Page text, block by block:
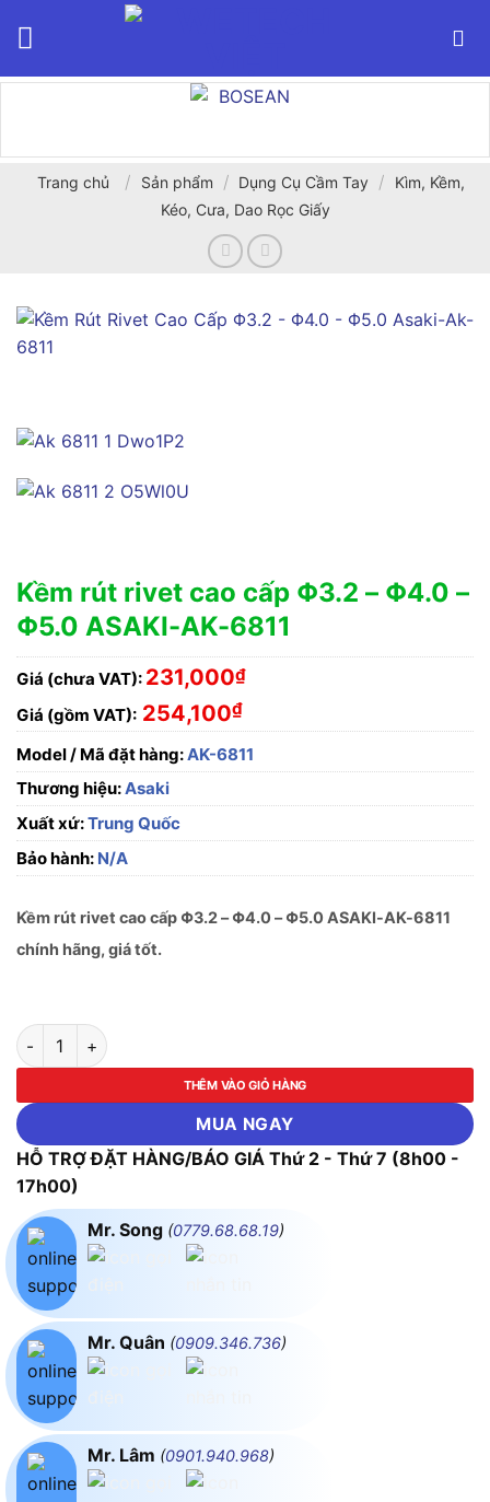
Trang chủ / Sản phẩm / Dụng Cụ Cầm Tay /
Kìm, Kềm,
Kéo, Cưa, Dao Rọc Giấy
Kềm rút rivet cao cấp Φ3.2 – Φ4.0 –
Φ5.0 ASAKI-AK-6811
Giá (chưa VAT): 231,000₫
Giá (gồm VAT): 254,100₫
Model / Mã đặt hàng:AK-6811
Thương hiệu:Asaki
Xuất xứ:Trung Quốc
Bảo hành: N/A
Kềm rút rivet cao cấp Φ3.2 – Φ4.0 – Φ5.0 ASAKI-AK-6811
chính hãng, giá tốt.
Kềm rút rivet cao cấp Φ3.2 - Φ4.0 - Φ5.0 ASAKI-AK-6811 số
THÊM VÀO GIỎ HÀNG
MUA NGAY
HỖ TRỢ ĐẶT HÀNG/BÁO GIÁ Thứ 2 - Thứ 7 (8h00 -
17h00)
Mr. Song (0779.68.68.19)
Mr. Quân (0909.346.736)
Mr. Lâm (0901.940.968)